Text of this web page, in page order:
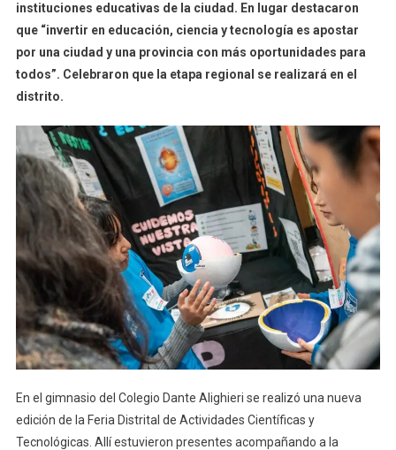
instituciones educativas de la ciudad. En lugar destacaron
que “invertir en educación, ciencia y tecnología es apostar
por una ciudad y una provincia con más oportunidades para
todos”. Celebraron que la etapa regional se realizará en el
distrito.
En el gimnasio del Colegio Dante Alighieri se realizó una nueva
edición de la Feria Distrital de Actividades Científicas y
Tecnológicas. Allí estuvieron presentes acompañando a la